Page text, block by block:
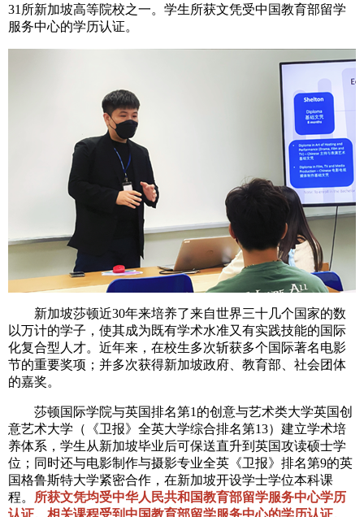
31所新加坡高等院校之一。学生所获文凭受中国教育部留学
服务中心的学历认证。
新加坡莎顿近30年来培养了来自世界三十几个国家的数
以万计的学子，使其成为既有学术水准又有实践技能的国际
化复合型人才。近年来，在校生多次斩获多个国际著名电影
节的重要奖项；并多次获得新加坡政府、教育部、社会团体
的嘉奖。
莎顿国际学院与英国排名第1的创意与艺术类大学英国创
意艺术大学（《卫报》全英大学综合排名第13）建立学术培
养体系，学生从新加坡毕业后可保送直升到英国攻读硕士学
位；同时还与电影制作与摄影专业全英《卫报》排名第9的英
国格鲁斯特大学紧密合作，在新加坡开设学士学位本科课
程。
所获文凭均受中华人民共和国教育部留学服务中心学历
认证。 相关课程受到中国教育部留学服务中心的学历认证。